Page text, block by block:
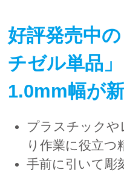
好評発売中
チゼル単品
1.0mm幅が
プラスチックや
り作業に役立つ
手前に引いて彫